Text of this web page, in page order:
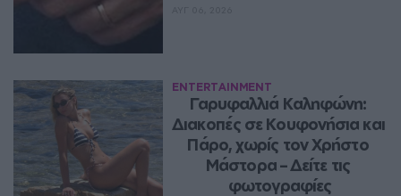
ENTERTAINMENT
Γαρυφαλλιά Καληφώνη:
Διακοπές σε Κουφονήσια και
Πάρο, χωρίς τον Χρήστο
Μάστορα – Δείτε τις
φωτογραφίες